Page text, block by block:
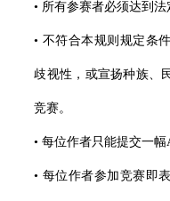
• 所有参赛者必须达到法
• 不符合本规则规定条
歧视性，或宣扬种族、
竞赛。
• 每位作者只能提交一幅
• 每位作者参加竞赛即